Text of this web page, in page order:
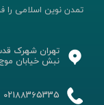
تمدن نوین اسلامی را
تهران شهرک
نبش خیابان موج
02188365335